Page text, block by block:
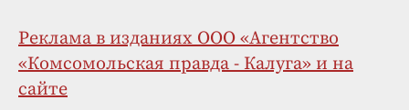
Реклама в изданиях ООО «Агентство
«Комсомольская правда - Калуга» и на
сайте